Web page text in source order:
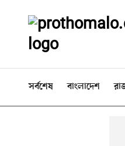
সর্বশেষ বাংলাদেশ